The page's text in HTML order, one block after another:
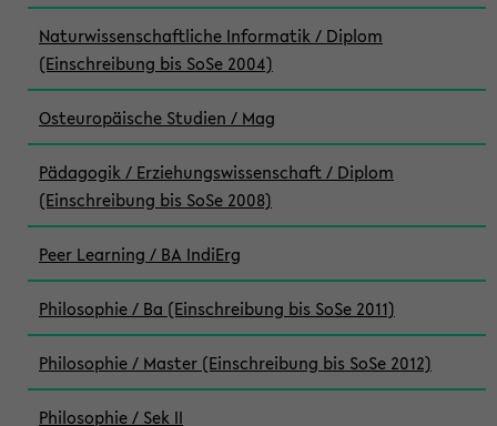
Naturwissenschaftliche Informatik / Diplom
(Einschreibung bis SoSe 2004)
Osteuropäische Studien / Mag
Pädagogik / Erziehungswissenschaft / Diplom
(Einschreibung bis SoSe 2008)
Peer Learning / BA IndiErg
Philosophie / Ba (Einschreibung bis SoSe 2011)
Philosophie / Master (Einschreibung bis SoSe 2012)
Philosophie / Sek II